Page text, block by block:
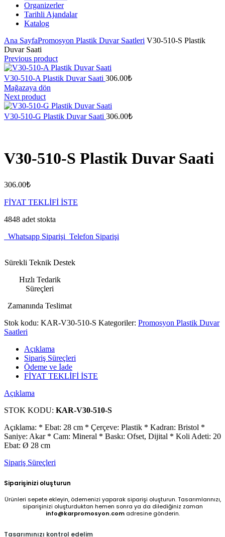
Promosyon Telefon Standları
Promosyon Termoslar
Promosyon Tişörtler
Organizerler
Tarihli Ajandalar
Katalog
Ana SayfaPromosyon Plastik Duvar Saatleri V30-510-S Plastik
Duvar Saati
Previous product
V30-510-A Plastik Duvar Saati 306.00₺
Mağazaya dön
Next product
V30-510-G Plastik Duvar Saati 306.00₺
V30-510-S Plastik Duvar Saati
306.00₺
FİYAT TEKLİFİ İSTE
4848 adet stokta
Whatsapp Siparişi Telefon Siparişi
Sürekli Teknik Destek
Hızlı Tedarik
Süreçleri
Zamanında Teslimat
Stok kodu: KAR-V30-510-S Kategoriler: Promosyon Plastik Duvar
Saatleri
Açıklama
Sipariş Süreçleri
Ödeme ve İade
FİYAT TEKLİFİ İSTE
Açıklama
STOK KODU: KAR-V30-510-S
Açıklama: * Ebat: 28 cm * Çerçeve: Plastik * Kadran: Bristol *
Saniye: Akar * Cam: Mineral * Baskı: Ofset, Dijital * Koli Adeti: 20
Ebat: Ø 28 cm
Sipariş Süreçleri
Siparişinizi oluşturun
Ürünleri sepete ekleyin, ödemenizi yaparak siparişi oluşturun. Tasarımlarınızı,
siparişinizi oluşturduktan hemen sonra ya da dilediğiniz zaman
info@karpromosyon.comadresine gönderin.
Tasarımınızı kontrol edelim